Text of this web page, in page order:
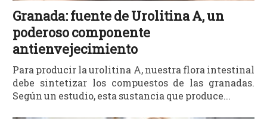
Granada: fuente de Urolitina A, un
poderoso componente
antienvejecimiento
Para producir la urolitina A, nuestra flora intestinal
debe sintetizar los compuestos de las granadas.
Según un estudio, esta sustancia que produce...